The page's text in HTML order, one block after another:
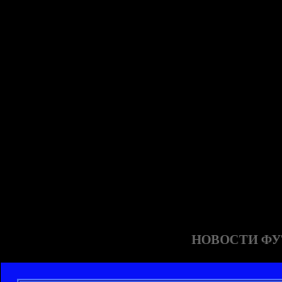
НОВОСТИ